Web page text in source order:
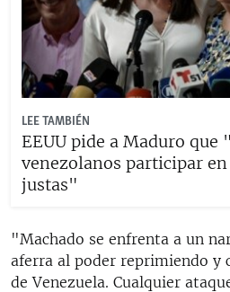
LEE TAMBIÉN
EEUU pide a Maduro que
venezolanos participar
justas"
"Machado se enfrenta a un
aferra al poder reprimiendo y
de Venezuela. Cualquier